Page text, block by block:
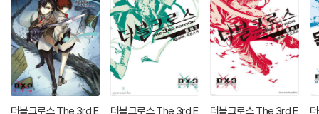
더블크로스 The 3rd E 더블크로스 The 3rd E 더블크로스 The 3rd E